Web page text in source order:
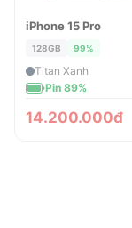
ĐÃ BÁN
iPhone 15 Pro
128GB 99%
Titan Xanh
Pin 89%
14.200.000đ